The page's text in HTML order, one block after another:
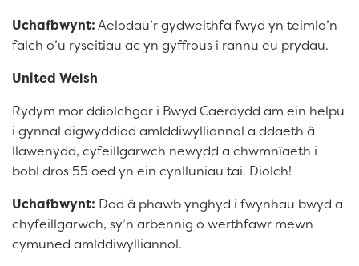
Uchafbwynt:Aelodau’r gydweithfa fwyd yn teimlo’n
falch o’u ryseitiau ac yn gyffrous i rannu eu prydau.
United Welsh
Rydym mor ddiolchgar i Bwyd Caerdydd am ein helpu
i gynnal digwyddiad amlddiwylliannol a ddaeth â
llawenydd, cyfeillgarwch newydd a chwmnïaeth i
bobl dros 55 oed yn ein cynlluniau tai. Diolch!
Uchafbwynt: Dod â phawb ynghyd i fwynhau bwyd a
chyfeillgarwch, sy’n arbennig o werthfawr mewn
cymuned amlddiwylliannol.